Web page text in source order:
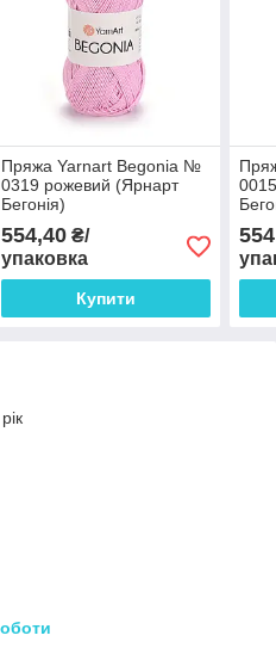
Пряжа Yarnart Begonia №
0319 рожевий (Ярнарт
Бегонія)
554,40₴/
упаковка
Купити